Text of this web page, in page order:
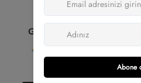
Güvenli Alışveriş